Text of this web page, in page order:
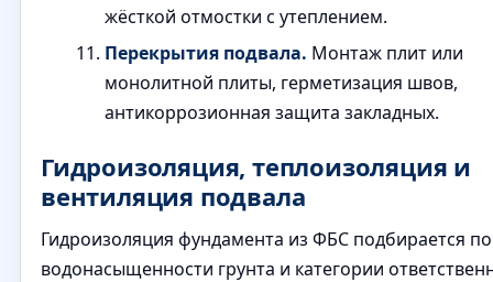
жёсткой отмостки с утеплением.
Перекрытия подвала. Монтаж плит или
монолитной плиты, герметизация швов,
антикоррозионная защита закладных.
Гидроизоляция, теплоизоляция и
вентиляция подвала
Гидроизоляция фундамента из ФБС подбирается по
водонасыщенности грунта и категории